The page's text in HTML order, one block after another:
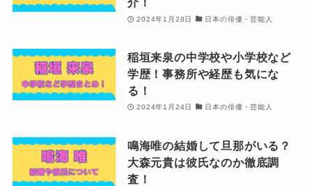
2024年1月28日 日本の俳優・芸能人
稲垣来泉の中学校や小学校など
学歴！事務所や経歴も気にな
る！
2024年1月24日 日本の俳優・芸能人
鳴海唯の結婚して旦那がいる？
大森元貴は彼氏なのか徹底調
査！